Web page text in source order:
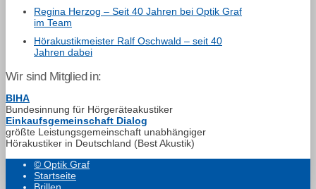
Regina Herzog – Seit 40 Jahren bei Optik Graf
im Team
Hörakustikmeister Ralf Oschwald – seit 40
Jahren dabei
Wir sind Mitglied in:
BIHA
Bundesinnung für Hörgeräteakustiker
Einkaufsgemeinschaft Dialog
größte Leistungsgemeinschaft unabhängiger
Hörakustiker in Deutschland (Best Akustik)
© Optik Graf
Startseite
Brillen